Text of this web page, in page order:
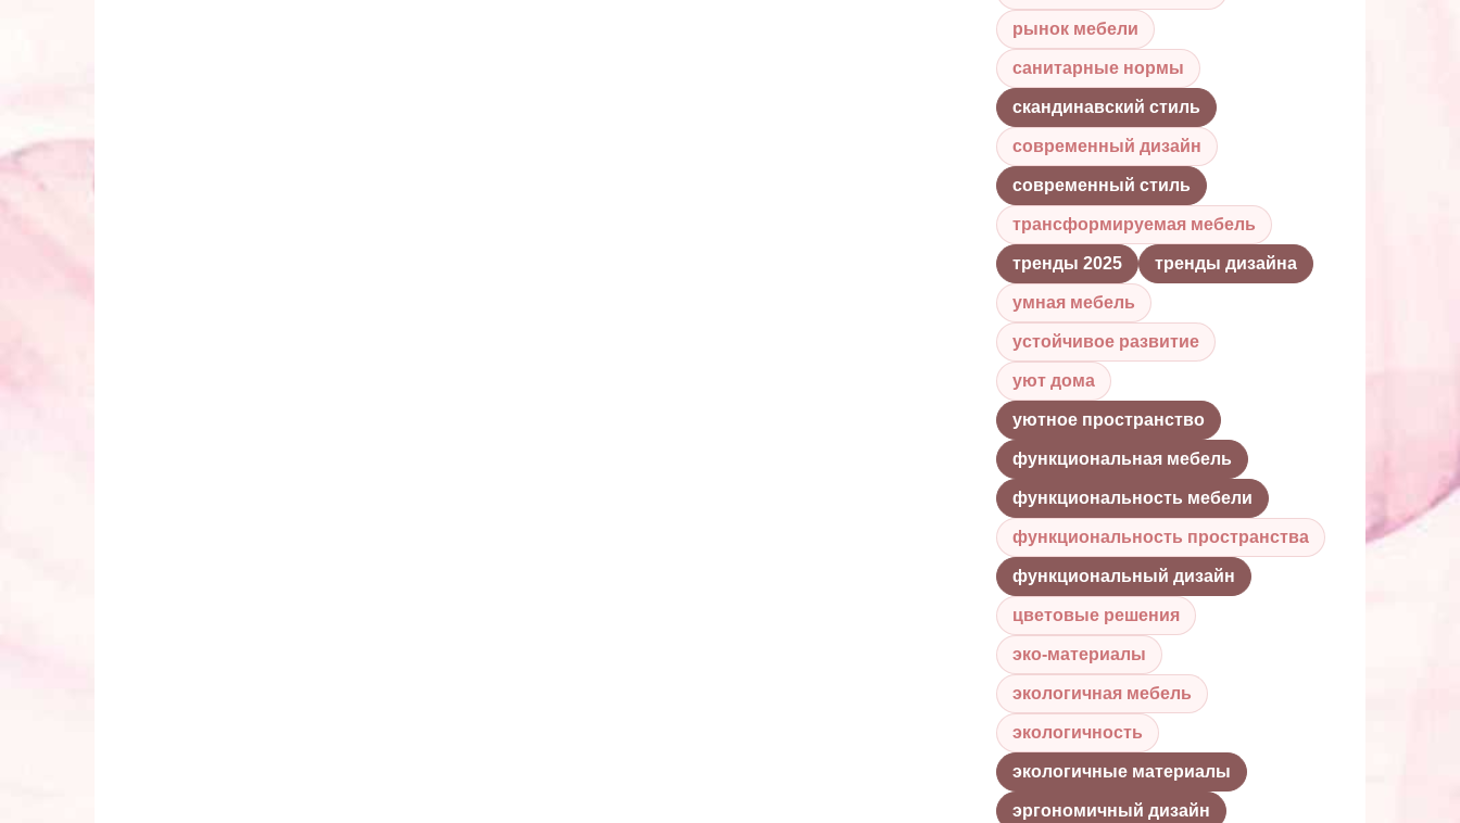
рынок мебели
санитарные нормы
скандинавский стиль
современный дизайн
современный стиль
трансформируемая мебель
тренды 2025 тренды дизайна
умная мебель
устойчивое развитие
уют дома
уютное пространство
функциональная мебель
функциональность мебели
функциональность пространства
функциональный дизайн
цветовые решения
эко-материалы
экологичная мебель
экологичность
экологичные материалы
эргономичный дизайн